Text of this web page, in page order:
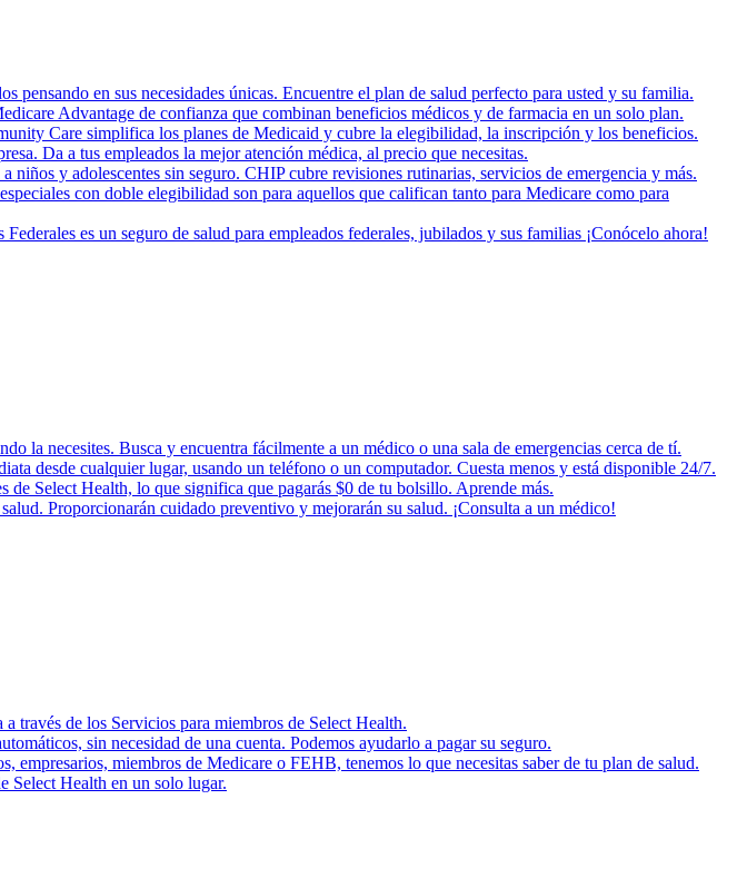
pensando en sus necesidades únicas. Encuentre el plan de salud perfecto para usted y su familia.
Advantage de confianza que combinan beneficios médicos y de farmacia en un solo plan.
Care simplifica los planes de Medicaid y cubre la elegibilidad, la inscripción y los beneficios.
Da a tus empleados la mejor atención médica, al precio que necesitas.
y adolescentes sin seguro. CHIP cubre revisiones rutinarias, servicios de emergencia y más.
con doble elegibilidad son para aquellos que califican tanto para Medicare como para
es un seguro de salud para empleados federales, jubilados y sus familias ¡Conócelo ahora!
la necesites. Busca y encuentra fácilmente a un médico o una sala de emergencias cerca de tí.
desde cualquier lugar, usando un teléfono o un computador. Cuesta menos y está disponible 24/7.
Select Health, lo que significa que pagarás $0 de tu bolsillo. Aprende más.
Proporcionarán cuidado preventivo y mejorarán su salud. ¡Consulta a un médico!
través de los Servicios para miembros de Select Health.
sin necesidad de una cuenta. Podemos ayudarlo a pagar su seguro.
empresarios, miembros de Medicare o FEHB, tenemos lo que necesitas saber de tu plan de salud.
Select Health en un solo lugar.